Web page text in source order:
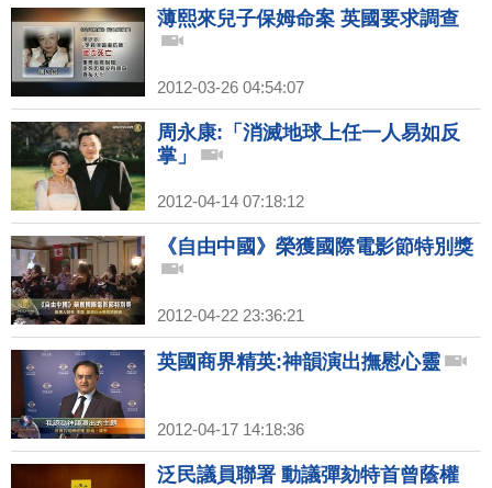
薄熙來兒子保姆命案 英國要求調查
2012-03-26 04:54:07
周永康:「消滅地球上任一人易如反
掌」
2012-04-14 07:18:12
《自由中國》榮獲國際電影節特別獎
2012-04-22 23:36:21
英國商界精英:神韻演出撫慰心靈
2012-04-17 14:18:36
泛民議員聯署 動議彈劾特首曾蔭權